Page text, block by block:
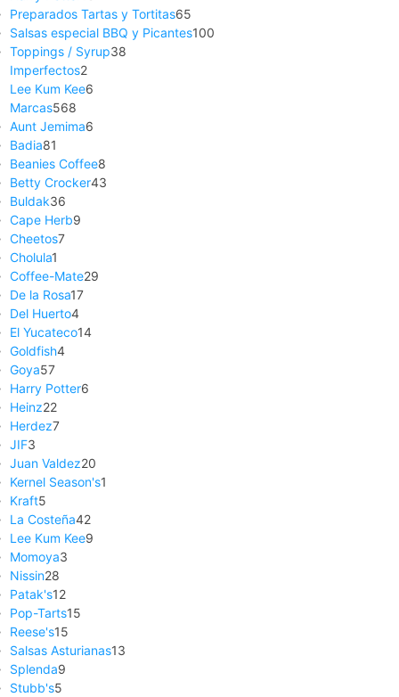
Preparados Tartas y Tortitas65
Salsas especial BBQ y Picantes100
Toppings / Syrup38
Imperfectos2
Lee Kum Kee6
Marcas568
Aunt Jemima6
Badia81
Beanies Coffee8
Betty Crocker43
Buldak36
Cape Herb9
Cheetos7
Cholula1
Coffee-Mate29
De la Rosa17
Del Huerto4
El Yucateco14
Goldfish4
Goya57
Harry Potter6
Heinz22
Herdez7
JIF3
Juan Valdez20
Kernel Season's1
Kraft5
La Costeña42
Lee Kum Kee9
Momoya3
Nissin28
Patak's12
Pop-Tarts15
Reese's15
Salsas Asturianas13
Splenda9
Stubb's5